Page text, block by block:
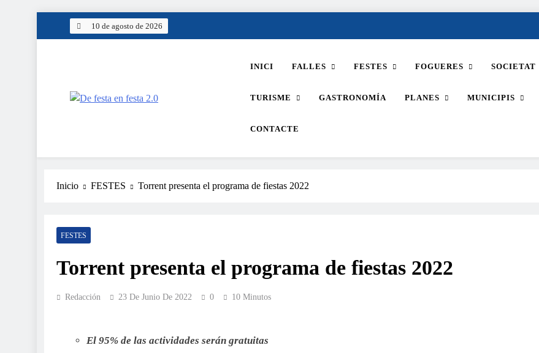
10 de agosto de 2026
INICI FALLES FESTES FOGUERES SOCIETAT
TURISME GASTRONOMÍA PLANES MUNICIPIS
CONTACTE
Inicio FESTES Torrent presenta el programa de fiestas 2022
FESTES
Torrent presenta el programa de fiestas 2022
Redacción 23 De Junio De 2022 0 10 Minutos
El 95% de las actividades serán gratuitas